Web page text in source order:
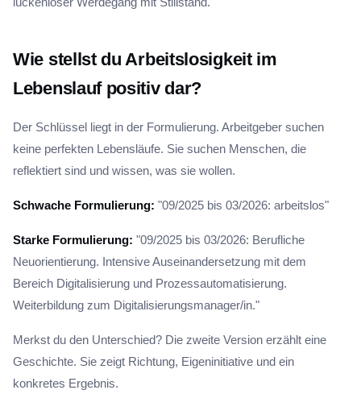
Wie stellst du Arbeitslosigkeit im
Lebenslauf positiv dar?
Der Schlüssel liegt in der Formulierung. Arbeitgeber suchen
keine perfekten Lebensläufe. Sie suchen Menschen, die
reflektiert sind und wissen, was sie wollen.
Schwache Formulierung: "09/2025 bis 03/2026: arbeitslos"
Starke Formulierung: "09/2025 bis 03/2026: Berufliche
Neuorientierung. Intensive Auseinandersetzung mit dem
Bereich Digitalisierung und Prozessautomatisierung.
Weiterbildung zum Digitalisierungsmanager/in."
Merkst du den Unterschied? Die zweite Version erzählt eine
Geschichte. Sie zeigt Richtung, Eigeninitiative und ein
konkretes Ergebnis.